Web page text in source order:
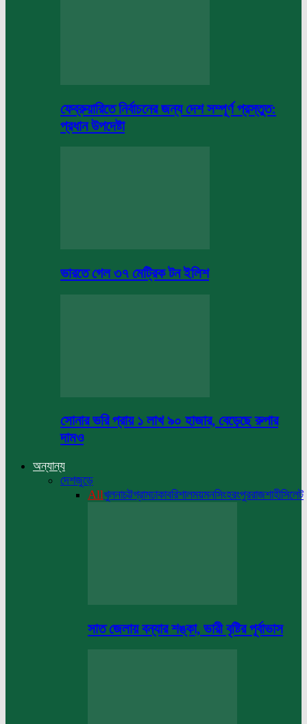
ফেব্রুয়ারিতে নির্বাচনের জন্য দেশ সম্পূর্ণ প্রস্তুত:
প্রধান উপদেষ্টা
ভারতে গেল ৩৭ মেট্রিক টন ইলিশ
সোনার ভরি প্রায় ১ লাখ ৯০ হাজার, বেড়েছে রুপার
দামও
অন্যান্য
দেশজুড়ে
Allখুলনাচট্টগ্রামঢাকাবরিশালময়মনসিংহরংপুররাজশাহীসিলেট
সাত জেলায় বন্যার শঙ্কা, ভারী বৃষ্টির পূর্বাভাস